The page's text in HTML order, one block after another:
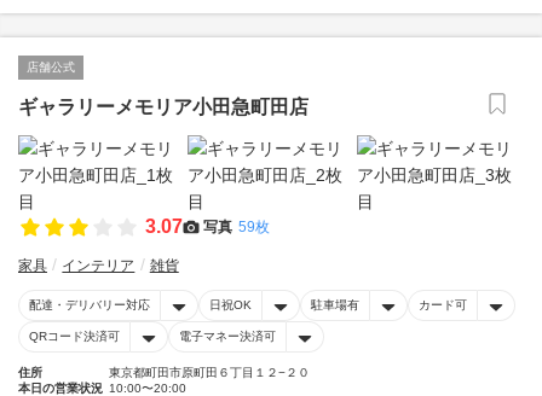
店舗公式
ギャラリーメモリア小田急町田店
3.07 写真 59枚
家具 インテリア 雑貨
配達・デリバリー対応 日祝OK 駐車場有 カード可
QRコード決済可 電子マネー決済可
住所
東京都町田市原町田６丁目１２−２０
本日の営業状況 10:00〜20:00